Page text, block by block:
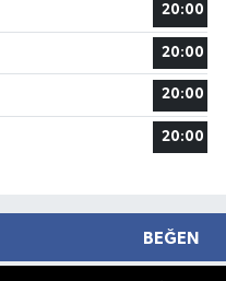
20:00
20:00
20:00
20:00
BEĞEN